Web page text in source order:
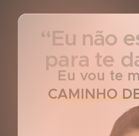
“Eu não
para te
Eu vou te
CAMINHO